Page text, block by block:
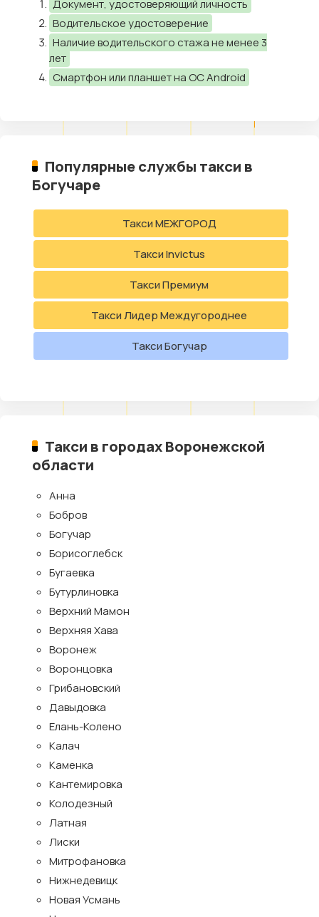
Документ, удостоверяющий личность
Водительское удостоверение
Наличие водительского стажа не менее 3
лет
Смартфон или планшет на ОС Android
Популярные службы такси в
Богучаре
Такси МЕЖГОРОД
Такси Invictus
Такси Премиум
Такси Лидер Междугороднее
Такси Богучар
Такси в городах Воронежской
области
Анна
Бобров
Богучар
Борисоглебск
Бугаевка
Бутурлиновка
Верхний Мамон
Верхняя Хава
Воронеж
Воронцовка
Грибановский
Давыдовка
Елань-Колено
Калач
Каменка
Кантемировка
Колодезный
Латная
Лиски
Митрофановка
Нижнедевицк
Новая Усмань